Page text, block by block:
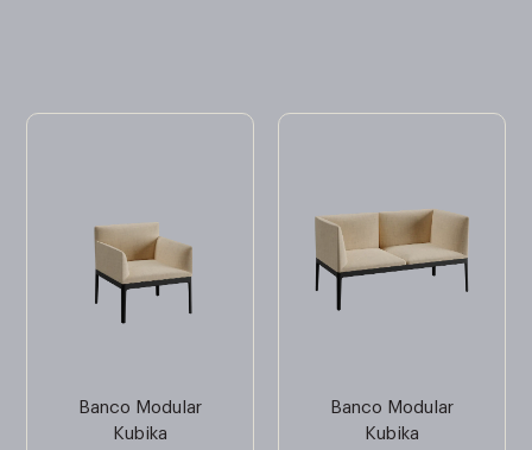
Banco Modular
Kubika
Banco Modular
Kubika